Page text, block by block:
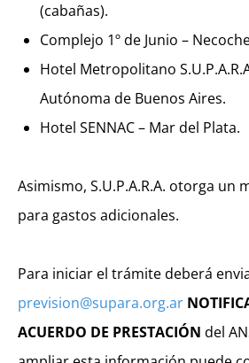
(cabañas).
Complejo 1º de Junio –
Hotel Metropolitano
Autónoma de Buenos Aires.
Hotel SENNAC – Mar del Plata.
Asimismo, S.U.P.A.R.A. otorga un
para gastos adicionales.
Para iniciar el trámite deberá
prevision@supara.org.ar
ACUERDO DE PRESTACIÓN del